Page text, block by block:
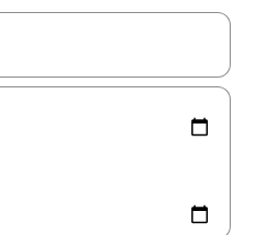
utilisez les flèches vers le